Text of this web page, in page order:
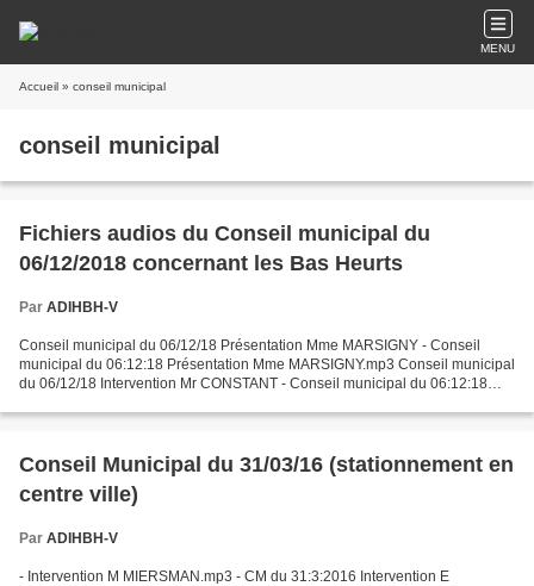
MENU
Accueil » conseil municipal
conseil municipal
Fichiers audios du Conseil municipal du
06/12/2018 concernant les Bas Heurts
Par ADIHBH-V
Conseil municipal du 06/12/18 Présentation Mme MARSIGNY - Conseil
municipal du 06:12:18 Présentation Mme MARSIGNY.mp3 Conseil municipal
du 06/12/18 Intervention Mr CONSTANT - Conseil municipal du 06:12:18
Conseil Municipal du 31/03/16 (stationnement en
centre ville)
Par ADIHBH-V
- Intervention M MIERSMAN.mp3 - CM du 31:3:2016 Intervention E